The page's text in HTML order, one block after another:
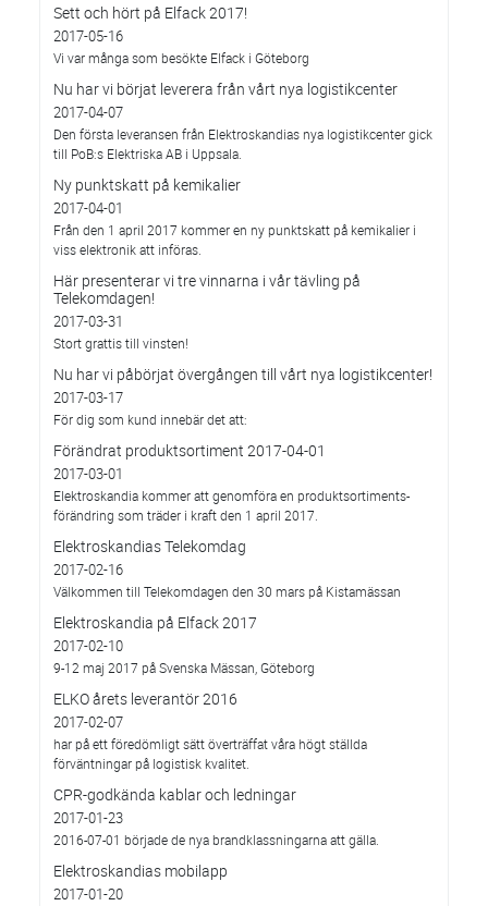
Sett och hört på Elfack 2017!
2017-05-16
Vi var många som besökte Elfack i Göteborg
Nu har vi börjat leverera från vårt nya logistikcenter
2017-04-07
Den första leveransen från Elektroskandias nya logistikcenter gick
till PoB:s Elektriska AB i Uppsala.
Ny punktskatt på kemikalier
2017-04-01
Från den 1 april 2017 kommer en ny punktskatt på kemikalier i
viss elektronik att införas.
Här presenterar vi tre vinnarna i vår tävling på
Telekomdagen!
2017-03-31
Stort grattis till vinsten!
Nu har vi påbörjat övergången till vårt nya logistikcenter!
2017-03-17
För dig som kund innebär det att:
Förändrat produktsortiment 2017-04-01
2017-03-01
Elektroskandia kommer att genomföra en produktsortiments-
förändring som träder i kraft den 1 april 2017.
Elektroskandias Telekomdag
2017-02-16
Välkommen till Telekomdagen den 30 mars på Kistamässan
Elektroskandia på Elfack 2017
2017-02-10
9-12 maj 2017 på Svenska Mässan, Göteborg
ELKO årets leverantör 2016
2017-02-07
har på ett föredömligt sätt överträffat våra högt ställda
förväntningar på logistisk kvalitet.
CPR-godkända kablar och ledningar
2017-01-23
2016-07-01 började de nya brandklassningarna att gälla.
Elektroskandias mobilapp
2017-01-20